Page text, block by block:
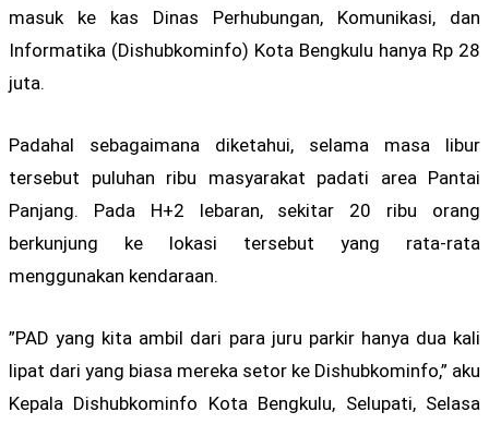
masuk ke kas Dinas Perhubungan, Komunikasi, dan
Informatika (Dishubkominfo) Kota Bengkulu hanya Rp 28
juta.
Padahal sebagaimana diketahui, selama masa libur
tersebut puluhan ribu masyarakat padati area Pantai
Panjang. Pada H+2 lebaran, sekitar 20 ribu orang
berkunjung ke lokasi tersebut yang rata-rata
menggunakan kendaraan.
”PAD yang kita ambil dari para juru parkir hanya dua kali
lipat dari yang biasa mereka setor ke Dishubkominfo,” aku
Kepala Dishubkominfo Kota Bengkulu, Selupati, Selasa